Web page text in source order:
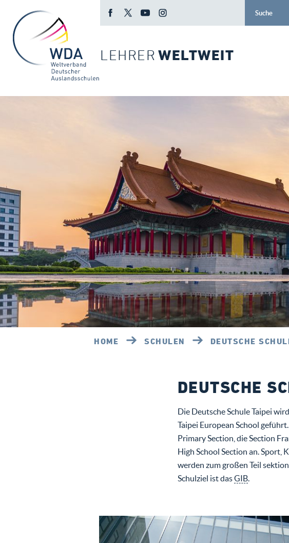
LEHRER WELTWEIT
HOME SCHULEN DEUTSCHE
DEUTSCHE
Die Deutsche Schule Taipei
Taipei European School
Primary Section, die Section
High School Section an. Sport,
werden zum großen Teil
Schulziel ist dasGIB.